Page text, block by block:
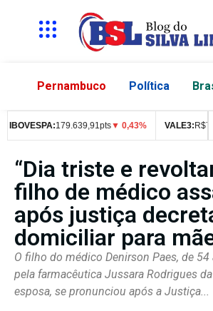
Pernambuco Política
179.639,91pts▼ 0,43% VALE3:R$76,99
“Dia triste e
filho de médico
após justiça
domiciliar para
O filho do médico Denirson Paes, de
pela farmacêutica Jussara Rodrigues
esposa, se pronunciou após a Justiça...